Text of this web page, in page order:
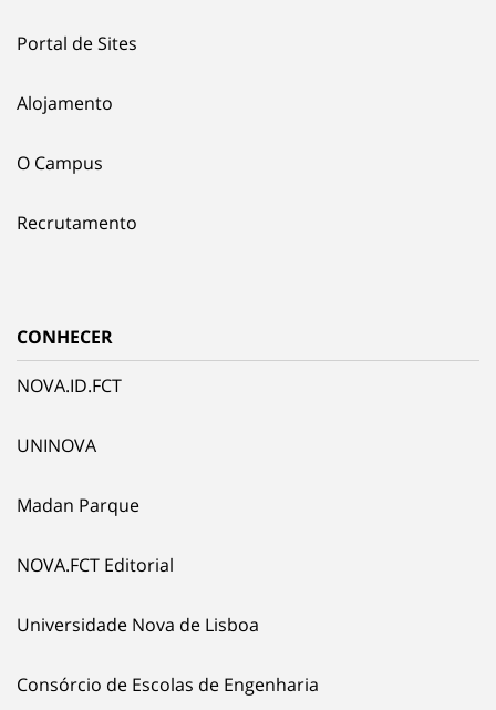
Portal de Sites
Alojamento
O Campus
Recrutamento
CONHECER
NOVA.ID.FCT
UNINOVA
Madan Parque
NOVA.FCT Editorial
Universidade Nova de Lisboa
Consórcio de Escolas de Engenharia